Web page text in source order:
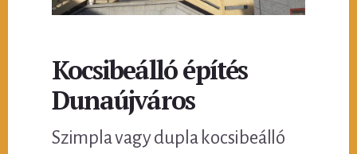
Kocsibeálló építés
Dunaújváros
Szimpla vagy dupla kocsibeálló